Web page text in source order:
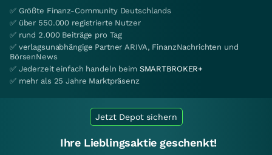
✅ Größte Finanz-Community Deutschlands
✅ über 550.000 registrierte Nutzer
✅ rund 2.000 Beiträge pro Tag
✅ verlagsunabhängige Partner ARIVA, FinanzNachrichten und
BörsenNews
✅ Jederzeit einfach handeln beim SMARTBROKER+
✅ mehr als 25 Jahre Marktpräsenz
Jetzt Depot sichern
Ihre Lieblingsaktie geschenkt!